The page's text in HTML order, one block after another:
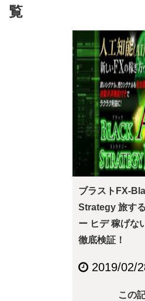
覧
ブラストFX-
Strategy 旅す
ー ヒデ 稼げな
徹底検証！
2019/02/
この